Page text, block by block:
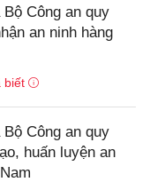
Công an quy
an ninh hàng
biết
Công an quy
huấn luyện an